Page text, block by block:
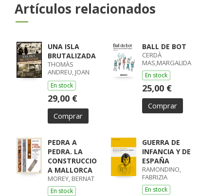
Artículos relacionados
UNA ISLA
BRUTALIZADA
THOMÀS
ANDREU, JOAN
MARIA
En stock
29,00 €
Comprar
BALL DE BOT
CERDÀ
MAS,MARGALIDA
En stock
25,00 €
Comprar
PEDRA A
PEDRA. LA
CONSTRUCCIO
A MALLORCA
MOREY, BERNAT
En stock
GUERRA DE
INFANCIA Y DE
ESPAÑA
RAMONDINO,
FABRIZIA
En stock